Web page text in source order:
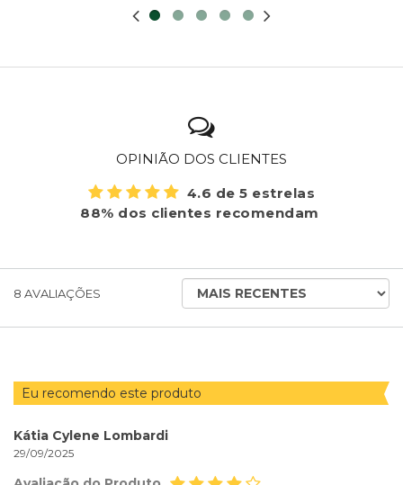
OPINIÃO DOS CLIENTES
4.6 de 5 estrelas
88% dos clientes recomendam
8 AVALIAÇÕES
ORDENAR
AVALIAÇÕES
Eu recomendo este produto
Kátia Cylene Lombardi
29/09/2025